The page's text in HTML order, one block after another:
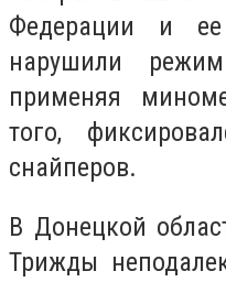
Федерации и
нарушили
применяя
того,
снайперов.
В Донецкой
Трижды